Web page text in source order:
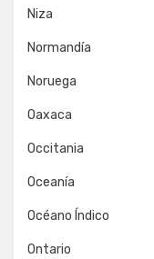
Niza
Normandía
Noruega
Oaxaca
Occitania
Oceanía
Océano Índico
Ontario